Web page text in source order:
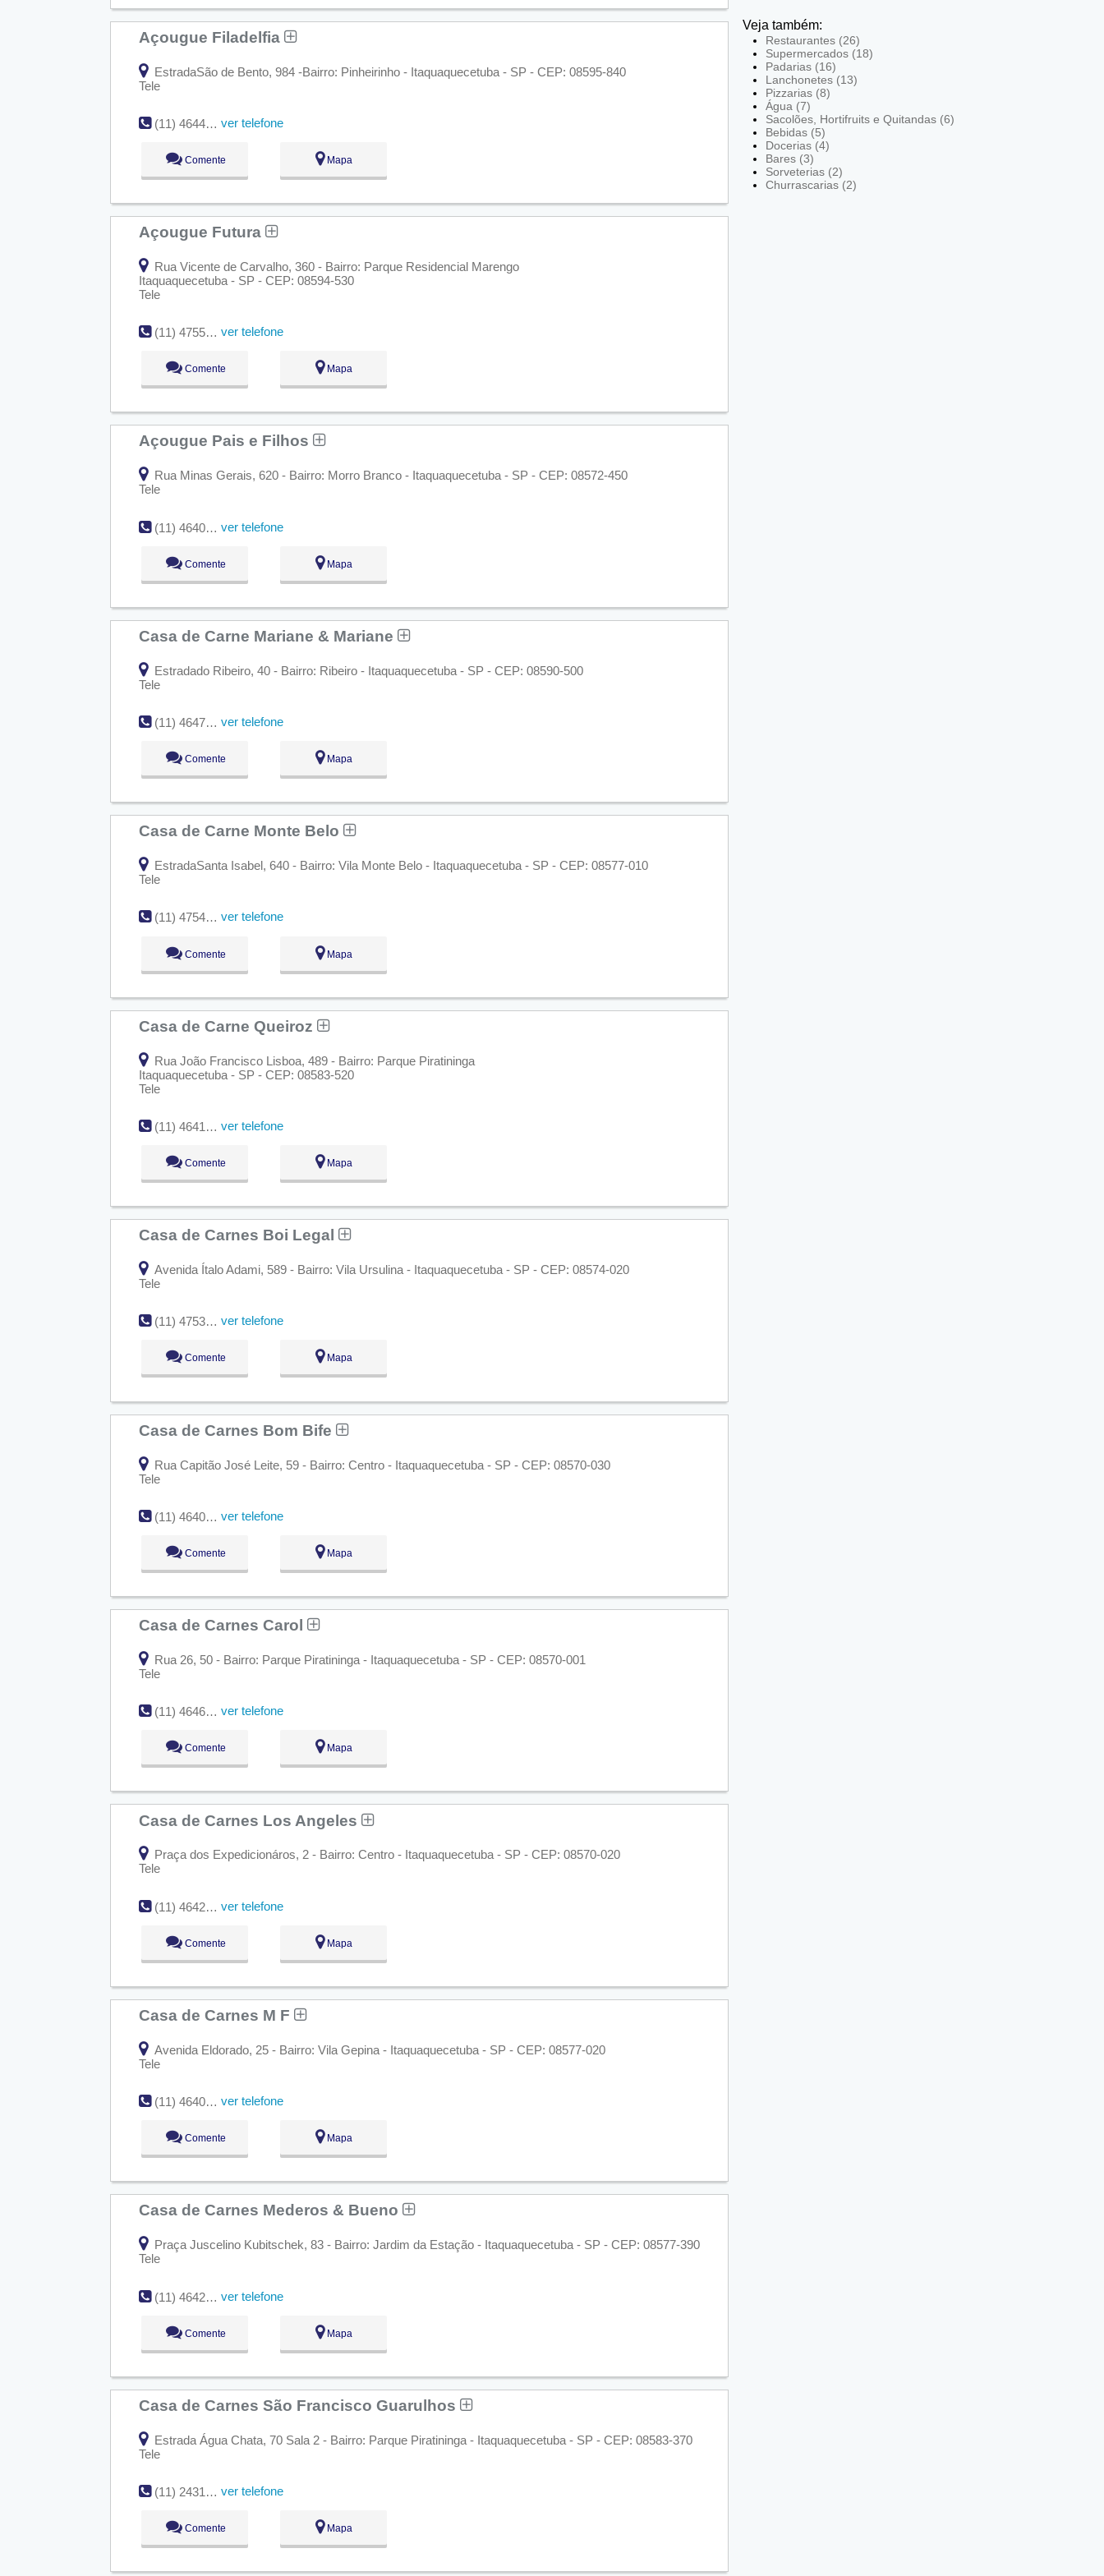
Açougue Filadelfia
EstradaSão de Bento, 984 -Bairro: Pinheirinho - Itaquaquecetuba - SP - CEP: 08595-840
Tele
(11) 4644-1216 ver telefone
Comente Mapa
Açougue Futura
Rua Vicente de Carvalho, 360 - Bairro: Parque Residencial Marengo
Itaquaquecetuba - SP - CEP: 08594-530
Tele
(11) 4755-5294 ver telefone
Comente Mapa
Açougue Pais e Filhos
Rua Minas Gerais, 620 - Bairro: Morro Branco - Itaquaquecetuba - SP - CEP: 08572-450
Tele
(11) 4640-4254 ver telefone
Comente Mapa
Casa de Carne Mariane & Mariane
Estradado Ribeiro, 40 - Bairro: Ribeiro - Itaquaquecetuba - SP - CEP: 08590-500
Tele
(11) 4647-7684 ver telefone
Comente Mapa
Casa de Carne Monte Belo
EstradaSanta Isabel, 640 - Bairro: Vila Monte Belo - Itaquaquecetuba - SP - CEP: 08577-010
Tele
(11) 4754-1697 ver telefone
Comente Mapa
Casa de Carne Queiroz
Rua João Francisco Lisboa, 489 - Bairro: Parque Piratininga
Itaquaquecetuba - SP - CEP: 08583-520
Tele
(11) 4641-4054 ver telefone
Comente Mapa
Casa de Carnes Boi Legal
Avenida Ítalo Adami, 589 - Bairro: Vila Ursulina - Itaquaquecetuba - SP - CEP: 08574-020
Tele
(11) 4753-1124 ver telefone
Comente Mapa
Casa de Carnes Bom Bife
Rua Capitão José Leite, 59 - Bairro: Centro - Itaquaquecetuba - SP - CEP: 08570-030
Tele
(11) 4640-2739 ver telefone
Comente Mapa
Casa de Carnes Carol
Rua 26, 50 - Bairro: Parque Piratininga - Itaquaquecetuba - SP - CEP: 08570-001
Tele
(11) 4646-9964 ver telefone
Comente Mapa
Casa de Carnes Los Angeles
Praça dos Expedicionáros, 2 - Bairro: Centro - Itaquaquecetuba - SP - CEP: 08570-020
Tele
(11) 4642-8376 ver telefone
Comente Mapa
Casa de Carnes M F
Avenida Eldorado, 25 - Bairro: Vila Gepina - Itaquaquecetuba - SP - CEP: 08577-020
Tele
(11) 4640-1024 ver telefone
Comente Mapa
Casa de Carnes Mederos & Bueno
Praça Juscelino Kubitschek, 83 - Bairro: Jardim da Estação - Itaquaquecetuba - SP - CEP: 08577-390
Tele
(11) 4642-1721 ver telefone
Comente Mapa
Casa de Carnes São Francisco Guarulhos
Estrada Água Chata, 70 Sala 2 - Bairro: Parque Piratininga - Itaquaquecetuba - SP - CEP: 08583-370
Tele
(11) 2431-7292 ver telefone
Comente Mapa
Veja também:
Restaurantes (26)
Supermercados (18)
Padarias (16)
Lanchonetes (13)
Pizzarias (8)
Água (7)
Sacolões, Hortifruits e Quitandas (6)
Bebidas (5)
Docerias (4)
Bares (3)
Sorveterias (2)
Churrascarias (2)